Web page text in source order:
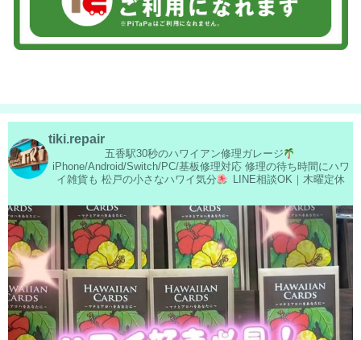
tiki.repair
五香駅30秒のハワイアン修理ガレージ
iPhone/Android/Switch/PC/基板修理対応修理の待ち時間にハワ
イ雑貨も 松戸の小さなハワイ気分 LINE相談OK｜木曜定休